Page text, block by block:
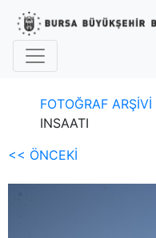
FOTOĞRAF ARŞİVİ
INSAATI
<< ÖNCEKİ